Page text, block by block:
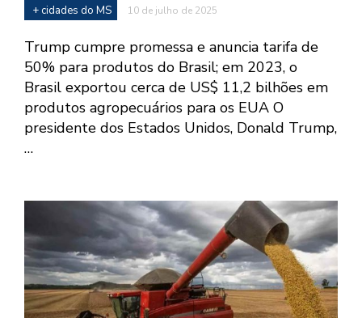
+ cidades do MS 10 de julho de 2025
Trump cumpre promessa e anuncia tarifa de
50% para produtos do Brasil; em 2023, o
Brasil exportou cerca de US$ 11,2 bilhões em
produtos agropecuários para os EUA O
presidente dos Estados Unidos, Donald Trump,
…